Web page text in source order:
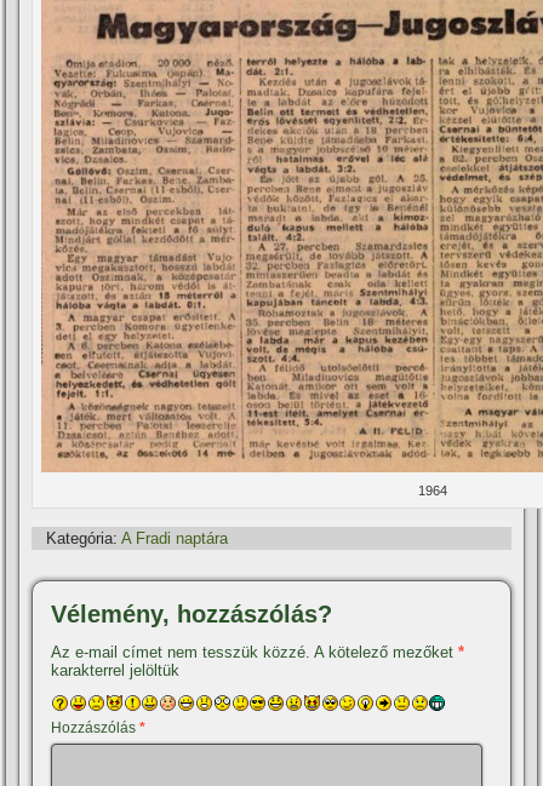
1964
Kategória: A Fradi naptára
Vélemény, hozzászólás?
Az e-mail címet nem tesszük közzé. A kötelező mezőket*
karakterrel jelöltük
Hozzászólás*